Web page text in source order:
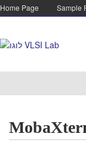
Skip to content
Skip to navigation
Home Page Sample